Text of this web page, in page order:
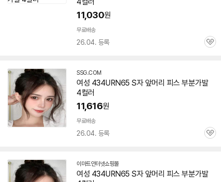
11,030원
무료배송
26.04. 등록
관
SSG.COM
여성 434URN65 S자 앞머리 피스 부분가발
4컬러
11,616원
무료배송
26.04. 등록
관
이마트인터넷쇼핑몰
여성 434URN65 S자 앞머리 피스 부분가발